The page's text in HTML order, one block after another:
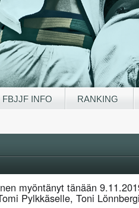
FBJJF INFO RANKING
myöntänyt tänään
Pylkkäselle, Toni